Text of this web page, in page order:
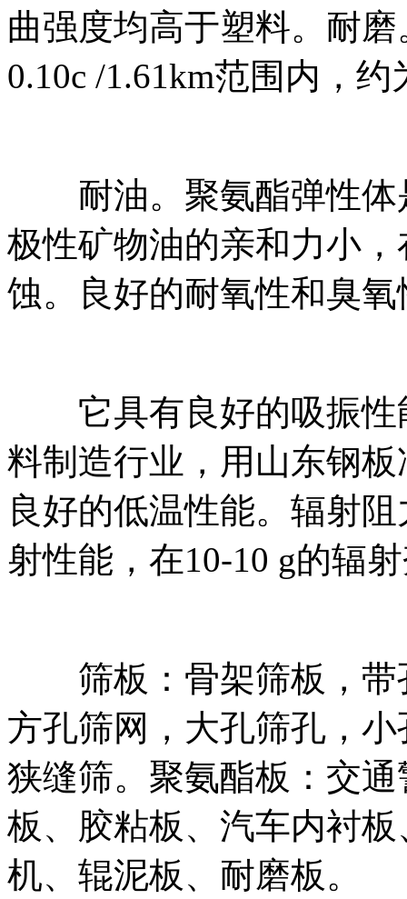
曲强度均高于塑料。耐
0.10c /1.61km范围内，
耐油。聚氨酯弹性体
极性矿物油的亲和力小
蚀。良好的耐氧性和臭氧
它具有良好的吸振性
料制造行业，用山东钢
良好的低温性能。辐射
射性能，在10-10 g的辐
筛板：骨架筛板，带
方孔筛网，大孔筛孔，
狭缝筛。聚氨酯板：交
板、胶粘板、汽车内衬
机、辊泥板、耐磨板。